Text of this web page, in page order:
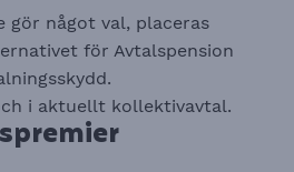
gör något val, placeras
för Avtalspension
i aktuellt kollektivavtal.